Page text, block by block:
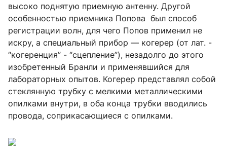
высоко поднятую приемную антенну. Другой
особенностью приемника Попова был способ
регистрации волн, для чего Попов применил не
искру, а специальный прибор — когерер (от лат. -
“когеренция” - “сцепление”), незадолго до этого
изобретенный Бранли и применявшийся для
лабораторных опытов. Когерер представлял собой
стеклянную трубку с мелкими металлическими
опилками внутри, в оба конца трубки вводились
провода, соприкасающиеся с опилками.